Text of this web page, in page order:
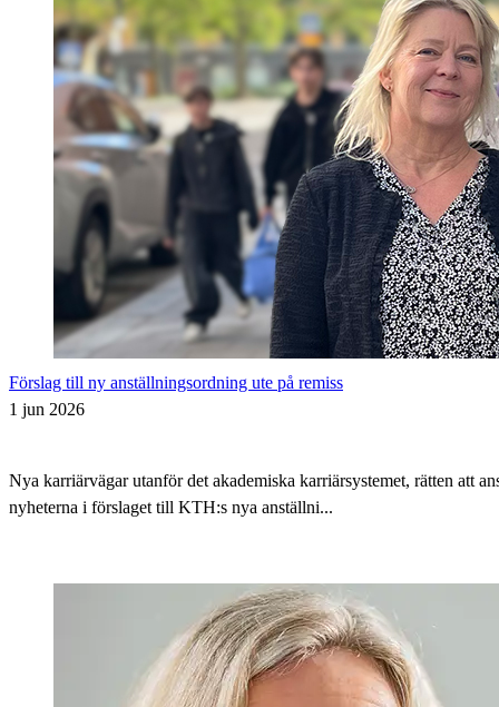
Förslag till ny anställningsordning ute på remiss
1 jun 2026
Nya karriärvägar utanför det akademiska karriärsystemet, rätten att
nyheterna i förslaget till KTH:s nya anställni...